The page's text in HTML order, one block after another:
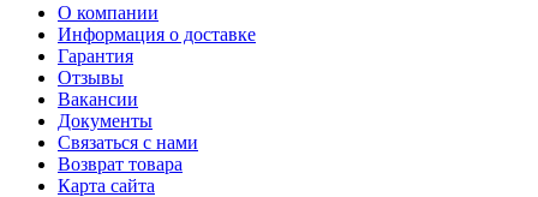
О компании
Информация о доставке
Гарантия
Отзывы
Вакансии
Документы
Связаться с нами
Возврат товара
Карта сайта